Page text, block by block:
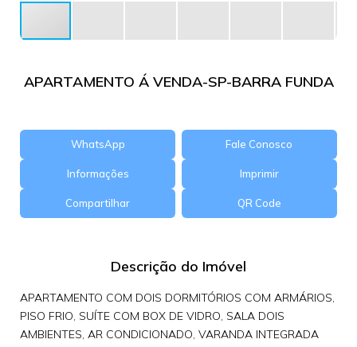
APARTAMENTO Á VENDA-SP-BARRA FUNDA
WhatsApp Fale Conosco
Informações Imprimir
Compartilhar QR Code
Descrição do Imóvel
APARTAMENTO COM DOIS DORMITÓRIOS COM ARMÁRIOS,
PISO FRIO, SUÍTE COM BOX DE VIDRO, SALA DOIS
AMBIENTES, AR CONDICIONADO, VARANDA INTEGRADA